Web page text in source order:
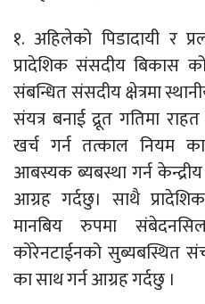
१. अहिलेको पिडादायी र
प्रादेशिक संसदीय बिकास
संबन्धित संसदीय क्षेत्रमा
संयत्र बनाई द्रूत गतिमा
खर्च गर्न तत्काल नियम
आबस्यक ब्यबस्था गर्न
आग्रह गर्दछु। साथै
मानबिय रुपमा
कोरेनटाईनको सुब्यबस्थित
का साथ गर्न आग्रह गर्दछु ।